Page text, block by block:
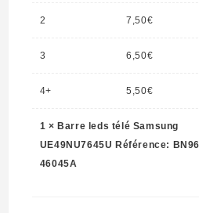
Samsung
Référence:
BN96-
46045A
2 7,50€
3 6,50€
4+ 5,50€
1 × Barre leds télé Samsung
UE49NU7645U Référence:
46045A